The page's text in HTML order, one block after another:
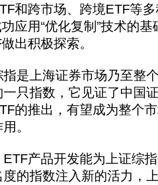
和跨市场、跨境ETF等
应用“优化复制”技术的
出积极探索。
上海证券市场乃至整
只指数，它见证了中国
的推出，有望成为整个
。
产品开发能为上证综指
的指数注入新的活力，